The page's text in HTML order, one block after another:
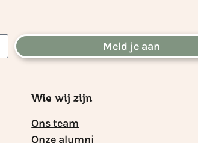
Meld je aan
Wie wij zijn
Ons team
Onze alumni